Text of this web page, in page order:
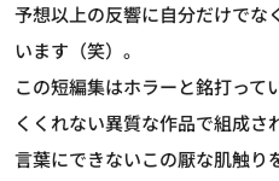
予想以上の反響に自分だけでな
います（笑）。
この短編集はホラーと銘打って
くくれない異質な作品で組成さ
言葉にできないこの厭な肌触り